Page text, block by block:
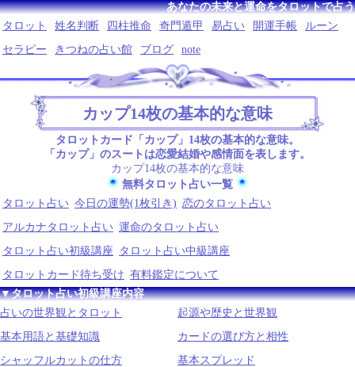
あなたの未来と運命をタロットで占う
タロット
姓名判断 四柱推命 奇門遁甲 易占い 開運手帳
ルーン
セラピー
きつねの占い館 ブログ note
カップ14枚の基本的な意味
タロットカード「カップ」14枚の基本的な意味。
「カップ」のスートは恋愛結婚や感情面を表します。
カップ14枚の基本的な意味
無料タロット占い一覧
タロット占い 今日の運勢(1枚引き) 恋のタロット占い
アルカナタロット占い 運命のタロット占い
タロット占い初級講座
タロット占い中級講座
タロットカード待ち受け 有料鑑定について
▼タロット占い初級講座内容
占いの世界観とタロット
起源や歴史と世界観
基本用語と基礎知識
カードの選び方と相性
シャッフルカットの仕方
基本スプレッド